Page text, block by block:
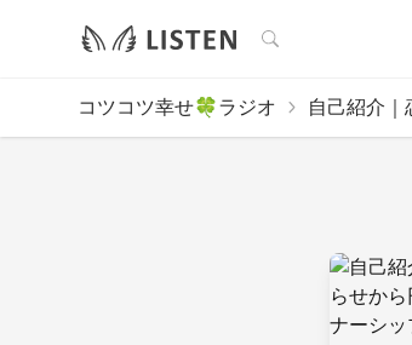
検索
コツコツ幸せ🍀ラジオ 自己紹介｜